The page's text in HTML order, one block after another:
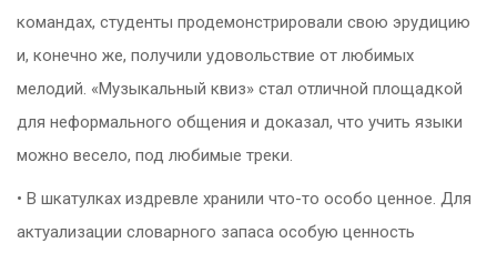
командах, студенты продемонстрировали свою эрудицию
и, конечно же, получили удовольствие от любимых
мелодий. «Музыкальный квиз» стал отличной площадкой
для неформального общения и доказал, что учить языки
можно весело, под любимые треки.
• В шкатулках издревле хранили что-то особо ценное. Для
актуализации словарного запаса особую ценность